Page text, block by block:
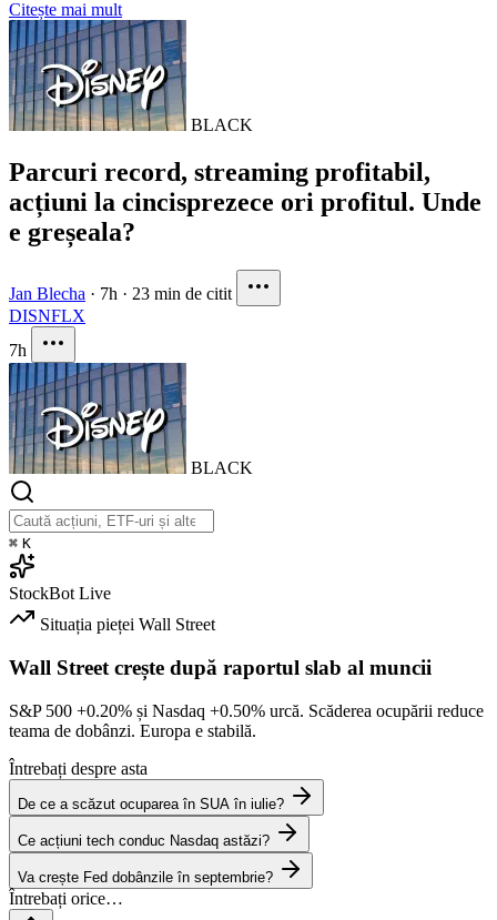
Citește mai mult
BLACK
Parcuri record, streaming profitabil,
acțiuni la cincisprezece ori profitul. Unde
e greșeala?
Jan Blecha · 7h · 23 min de citit
DISNFLX
7h
BLACK
⌘ K
StockBot Live
Situația pieței Wall Street
Wall Street crește după raportul slab al muncii
S&P 500 +0.20% și Nasdaq +0.50% urcă. Scăderea ocupării reduce
teama de dobânzi. Europa e stabilă.
Întrebați despre asta
De ce a scăzut ocuparea în SUA în iulie?
Ce acțiuni tech conduc Nasdaq astăzi?
Va crește Fed dobânzile în septembrie?